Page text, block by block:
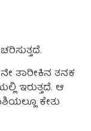
ತಾರೀಕಿನ ತನಕ
ಇರುತ್ತದೆ. ಆ
ಕೇತು